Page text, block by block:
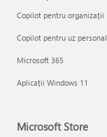
Copilot pentru organizații
Copilot pentru uz personal
Microsoft 365
Aplicații Windows 11
Microsoft Store